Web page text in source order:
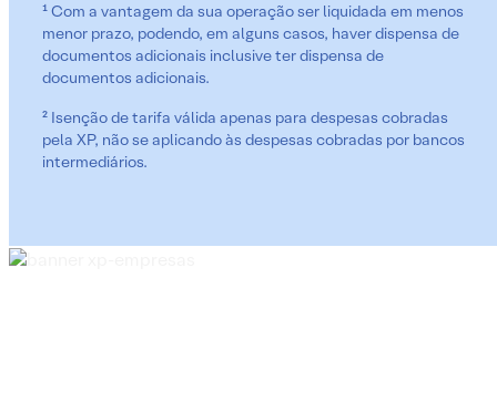
¹ Com a vantagem da sua operação ser liquidada em menos
menor prazo, podendo, em alguns casos, haver dispensa de
documentos adicionais inclusive ter dispensa de
documentos adicionais.
² Isenção de tarifa válida apenas para despesas cobradas
pela XP, não se aplicando às despesas cobradas por bancos
intermediários.